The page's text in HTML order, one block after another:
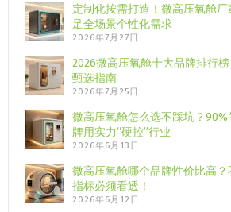
定制化按需打造！微高压氧舱
足全场景个性化需求
2026年7月27日
2026微高压氧舱十大品牌排行
甄选指南
2026年7月25日
微高压氧舱怎么选不踩坑？
牌用实力“硬控”行业
2026年6月13日
微高压氧舱哪个品牌性价比高
指标必须看透！
2026年6月12日